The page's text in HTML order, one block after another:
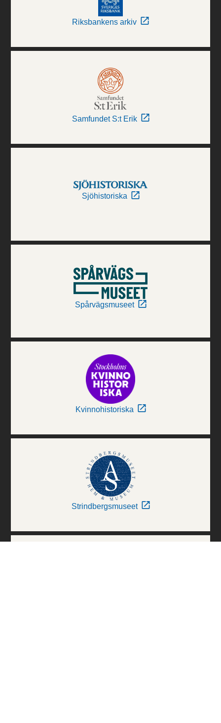
Riksbankens arkiv
Samfundet S:t Erik
Sjöhistoriska
Spårvägsmuseet
Kvinnohistoriska
Strindbergsmuseet